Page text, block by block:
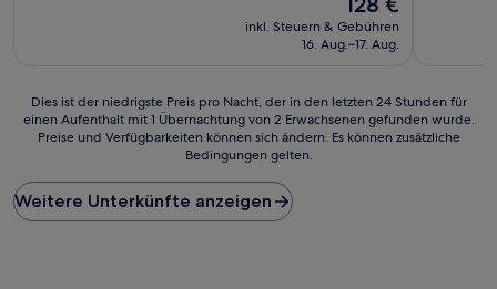
Preis
beträgt
inkl. Steuern & Gebühren
16. Aug.–17. Aug.
Dies
ist
Preis
pro
Nacht,
Dies ist der niedrigste Preis pro Nacht, der in den letzten 24 Stunden für
einen Aufenthalt mit 1 Übernachtung von 2 Erwachsenen gefunden wurde.
Preise und Verfügbarkeiten können sich ändern. Es können zusätzliche
Bedingungen gelten.
Weitere Unterkünfte anzeigen